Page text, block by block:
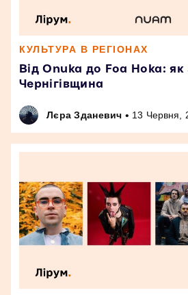
КУЛЬТУРА В РЕГІОНАХ
Від Onuka до Foa Hoka: як
Чернігівщина
Лєра Зданевич • 13 Червня,